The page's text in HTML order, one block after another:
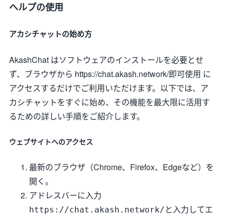
ヘルプの使用
アカシチャットの始め方
AkashChat はソフトウェアのインストールを必要とせ
ず、ブラウザから https://chat.akash.network/即可使用 に
アクセスするだけでご利用いただけます。以下では、ア
カシチャットをすぐに始め、その機能を最大限に活用す
るための詳しい手順をご紹介します。
ウェブサイトへのアクセス
最新のブラウザ（Chrome、Firefox、Edgeなど）を
開く。
アドレスバーに入力
https://chat.akash.network/ と入力してエ